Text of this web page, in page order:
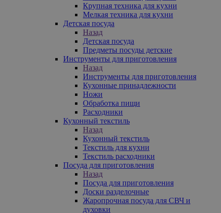
Крупная техника для кухни
Мелкая техника для кухни
Детская посуда
Назад
Детская посуда
Предметы посуды детские
Инструменты для приготовления
Назад
Инструменты для приготовления
Кухонные принадлежности
Ножи
Обработка пищи
Расходники
Кухонный текстиль
Назад
Кухонный текстиль
Текстиль для кухни
Текстиль расходники
Посуда для приготовления
Назад
Посуда для приготовления
Доски разделочные
Жаропрочная посуда для СВЧ и
духовки